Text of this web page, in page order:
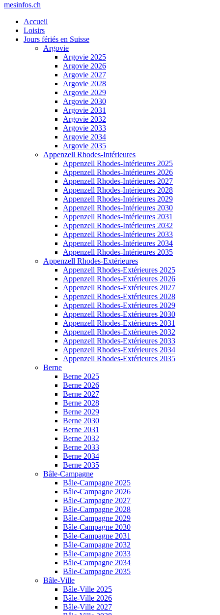
mesinfos.ch
Accueil
Loisirs
Jours fériés en Suisse
Argovie
Argovie 2025
Argovie 2026
Argovie 2027
Argovie 2028
Argovie 2029
Argovie 2030
Argovie 2031
Argovie 2032
Argovie 2033
Argovie 2034
Argovie 2035
Appenzell Rhodes-Intérieures
Appenzell Rhodes-Intérieures 2025
Appenzell Rhodes-Intérieures 2026
Appenzell Rhodes-Intérieures 2027
Appenzell Rhodes-Intérieures 2028
Appenzell Rhodes-Intérieures 2029
Appenzell Rhodes-Intérieures 2030
Appenzell Rhodes-Intérieures 2031
Appenzell Rhodes-Intérieures 2032
Appenzell Rhodes-Intérieures 2033
Appenzell Rhodes-Intérieures 2034
Appenzell Rhodes-Intérieures 2035
Appenzell Rhodes-Extérieures
Appenzell Rhodes-Extérieures 2025
Appenzell Rhodes-Extérieures 2026
Appenzell Rhodes-Extérieures 2027
Appenzell Rhodes-Extérieures 2028
Appenzell Rhodes-Extérieures 2029
Appenzell Rhodes-Extérieures 2030
Appenzell Rhodes-Extérieures 2031
Appenzell Rhodes-Extérieures 2032
Appenzell Rhodes-Extérieures 2033
Appenzell Rhodes-Extérieures 2034
Appenzell Rhodes-Extérieures 2035
Berne
Berne 2025
Berne 2026
Berne 2027
Berne 2028
Berne 2029
Berne 2030
Berne 2031
Berne 2032
Berne 2033
Berne 2034
Berne 2035
Bâle-Campagne
Bâle-Campagne 2025
Bâle-Campagne 2026
Bâle-Campagne 2027
Bâle-Campagne 2028
Bâle-Campagne 2029
Bâle-Campagne 2030
Bâle-Campagne 2031
Bâle-Campagne 2032
Bâle-Campagne 2033
Bâle-Campagne 2034
Bâle-Campagne 2035
Bâle-Ville
Bâle-Ville 2025
Bâle-Ville 2026
Bâle-Ville 2027